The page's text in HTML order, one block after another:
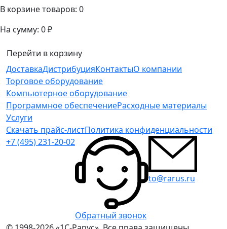
В корзине товаров: 0
На сумму: 0 ₽
Перейти в корзину
ДоставкаДистрибуцияКонтактыО компании
Торговое оборудование
Компьютерное оборудование
Программное обеспечениеРасходные материалы
Услуги
Скачать прайс-листПолитика конфиденциальности
+7 (495) 231-20-02
Обратный звонок
to@rarus.ru